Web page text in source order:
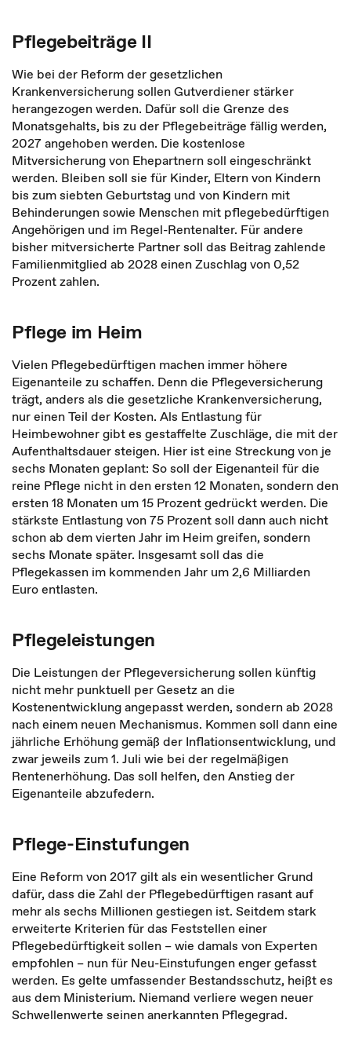
Pflegebeiträge II
Wie bei der Reform der gesetzlichen
Krankenversicherung sollen Gutverdiener stärker
herangezogen werden. Dafür soll die Grenze des
Monatsgehalts, bis zu der Pflegebeiträge fällig werden,
2027 angehoben werden. Die kostenlose
Mitversicherung von Ehepartnern soll eingeschränkt
werden. Bleiben soll sie für Kinder, Eltern von Kindern
bis zum siebten Geburtstag und von Kindern mit
Behinderungen sowie Menschen mit pflegebedürftigen
Angehörigen und im Regel-Rentenalter. Für andere
bisher mitversicherte Partner soll das Beitrag zahlende
Familienmitglied ab 2028 einen Zuschlag von 0,52
Prozent zahlen.
Pflege im Heim
Vielen Pflegebedürftigen machen immer höhere
Eigenanteile zu schaffen. Denn die Pflegeversicherung
trägt, anders als die gesetzliche Krankenversicherung,
nur einen Teil der Kosten. Als Entlastung für
Heimbewohner gibt es gestaffelte Zuschläge, die mit der
Aufenthaltsdauer steigen. Hier ist eine Streckung von je
sechs Monaten geplant: So soll der Eigenanteil für die
reine Pflege nicht in den ersten 12 Monaten, sondern den
ersten 18 Monaten um 15 Prozent gedrückt werden. Die
stärkste Entlastung von 75 Prozent soll dann auch nicht
schon ab dem vierten Jahr im Heim greifen, sondern
sechs Monate später. Insgesamt soll das die
Pflegekassen im kommenden Jahr um 2,6 Milliarden
Euro entlasten.
Pflegeleistungen
Die Leistungen der Pflegeversicherung sollen künftig
nicht mehr punktuell per Gesetz an die
Kostenentwicklung angepasst werden, sondern ab 2028
nach einem neuen Mechanismus. Kommen soll dann eine
jährliche Erhöhung gemäß der Inflationsentwicklung, und
zwar jeweils zum 1. Juli wie bei der regelmäßigen
Rentenerhöhung. Das soll helfen, den Anstieg der
Eigenanteile abzufedern.
Pflege-Einstufungen
Eine Reform von 2017 gilt als ein wesentlicher Grund
dafür, dass die Zahl der Pflegebedürftigen rasant auf
mehr als sechs Millionen gestiegen ist. Seitdem stark
erweiterte Kriterien für das Feststellen einer
Pflegebedürftigkeit sollen – wie damals von Experten
empfohlen – nun für Neu-Einstufungen enger gefasst
werden. Es gelte umfassender Bestandsschutz, heißt es
aus dem Ministerium. Niemand verliere wegen neuer
Schwellenwerte seinen anerkannten Pflegegrad.